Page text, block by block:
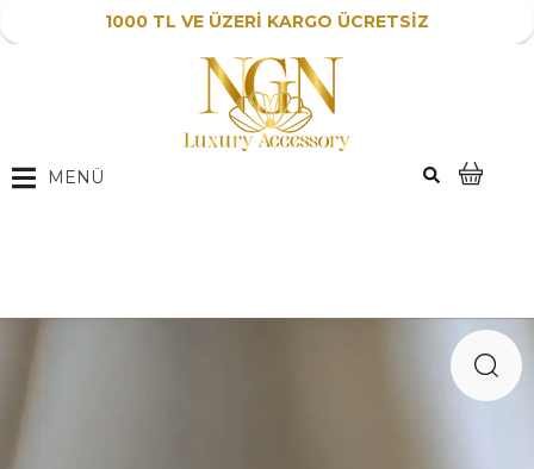
1000 TL VE ÜZERİ KARGO ÜCRETSİZ
MENÜ